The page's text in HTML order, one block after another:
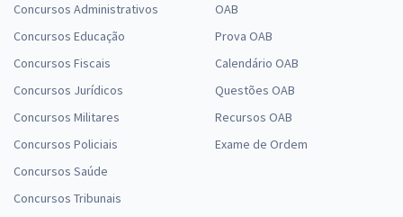
Concursos Administrativos
Concursos Educação
Concursos Fiscais
Concursos Jurídicos
Concursos Militares
Concursos Policiais
Concursos Saúde
Concursos Tribunais
OAB
Prova OAB
Calendário OAB
Questões OAB
Recursos OAB
Exame de Ordem